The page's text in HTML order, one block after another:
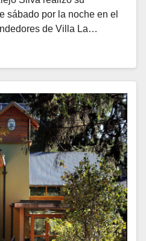
sábado por la noche en el
de Villa La…